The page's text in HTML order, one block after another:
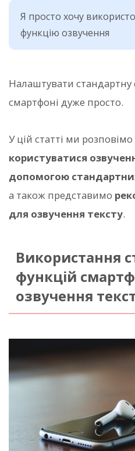
Я просто хочу
функцію озвучення
Налаштувати
смартфоні дуже просто.
У цій статті ми
користуватися
допомогою
а також представимо
для озвучення тексту.
Використання
функцій
озвучення